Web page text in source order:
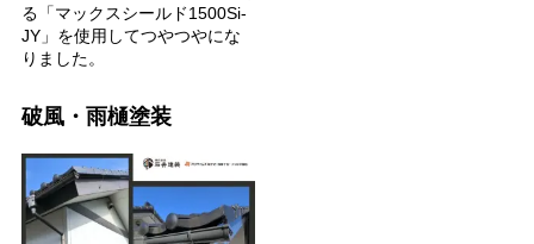
る「マックスシールド1500Si-
JY」を使用してつやつやにな
りました。
破風・雨樋塗装